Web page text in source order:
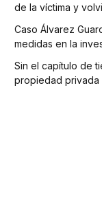
de la víctima y
Caso Álvarez
medidas en la
Sin el capítulo de
propiedad privada